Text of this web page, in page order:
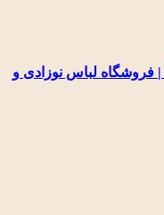
| فروشگاه لباس نوزادی و